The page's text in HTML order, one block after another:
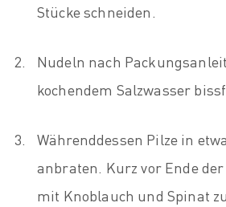
Stücke schneiden.
Nudeln nach
kochendem Salzwasser
Währenddessen Pilze in
anbraten. Kurz vor Ende
mit Knoblauch und Spinat